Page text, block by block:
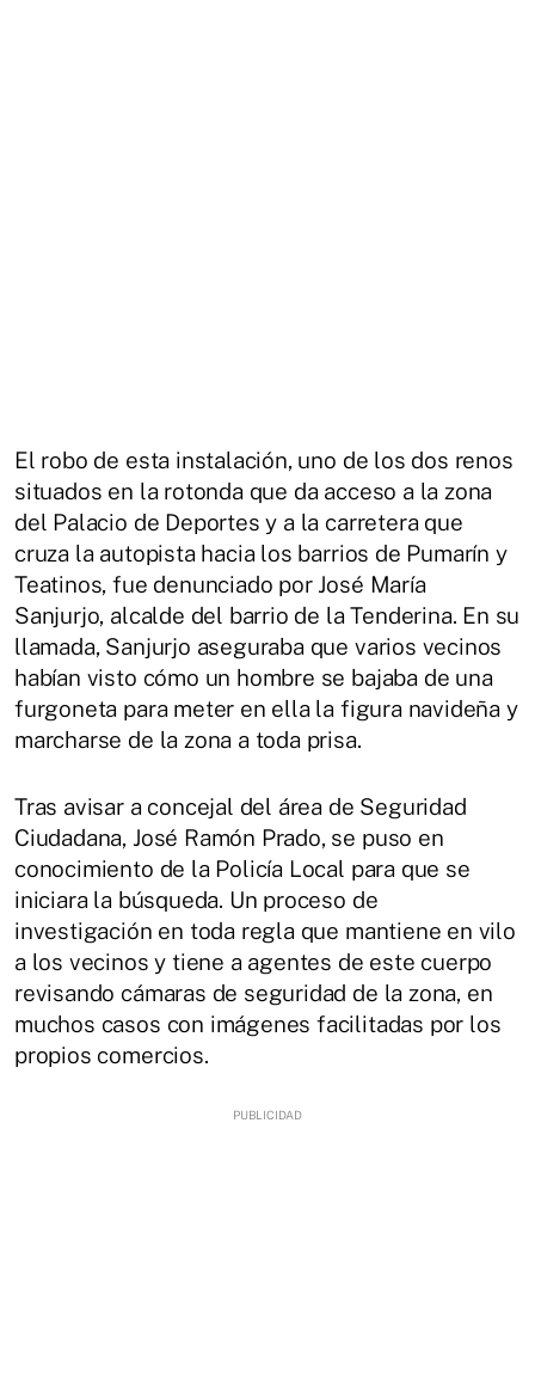
El robo de esta instalación, uno de los dos renos
situados en la rotonda que da acceso a la zona
del Palacio de Deportes y a la carretera que
cruza la autopista hacia los barrios de Pumarín y
Teatinos, fue denunciado por José María
Sanjurjo, alcalde del barrio de la Tenderina. En su
llamada, Sanjurjo aseguraba que varios vecinos
habían visto cómo un hombre se bajaba de una
furgoneta para meter en ella la figura navideña y
marcharse de la zona a toda prisa.
Tras avisar a concejal del área de Seguridad
Ciudadana, José Ramón Prado, se puso en
conocimiento de la Policía Local para que se
iniciara la búsqueda. Un proceso de
investigación en toda regla que mantiene en vilo
a los vecinos y tiene a agentes de este cuerpo
revisando cámaras de seguridad de la zona, en
muchos casos con imágenes facilitadas por los
propios comercios.